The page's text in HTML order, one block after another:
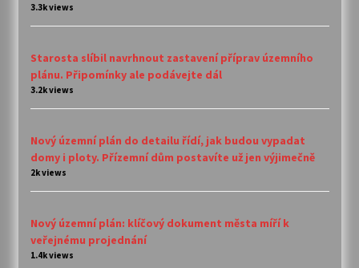
3.3k views
Starosta slíbil navrhnout zastavení příprav územního
plánu. Připomínky ale podávejte dál
3.2k views
Nový územní plán do detailu řídí, jak budou vypadat
domy i ploty. Přízemní dům postavíte už jen výjimečně
2k views
Nový územní plán: klíčový dokument města míří k
veřejnému projednání
1.4k views